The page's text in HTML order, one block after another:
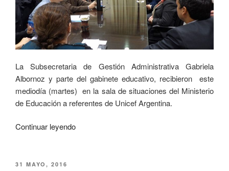
La Subsecretaria de Gestión Administrativa Gabriela
Albornoz y parte del gabinete educativo, recibieron este
mediodía (martes) en la sala de situaciones del Ministerio
de Educación a referentes de Unicef Argentina.
Continuar leyendo
31 MAYO, 2016